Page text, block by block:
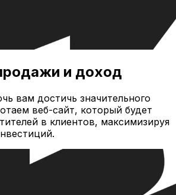
и доход
вам достичь значительного
веб-сайт, который будет
в клиентов, максимизируя